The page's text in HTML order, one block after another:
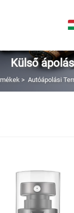
Külső ápolás
> Autóápolási